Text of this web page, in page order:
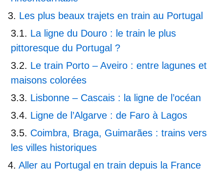
Les plus beaux trajets en train au Portugal
La ligne du Douro : le train le plus
pittoresque du Portugal ?
Le train Porto – Aveiro : entre lagunes et
maisons colorées
Lisbonne – Cascais : la ligne de l’océan
Ligne de l’Algarve : de Faro à Lagos
Coimbra, Braga, Guimarães : trains vers
les villes historiques
Aller au Portugal en train depuis la France